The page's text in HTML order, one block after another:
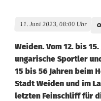
11. Juni 2023, 08:00 Uhr
Weiden. Vom 12. bis
ungarische Sportler
15 bis 56 Jahren beim
Stadt Weiden und im
letzten Feinschliff für